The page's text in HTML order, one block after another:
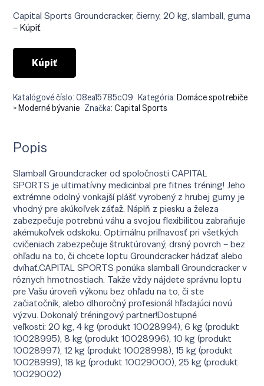
cena
bola: je:
Capital Sports Groundcracker, čierny, 20 kg, slamball, guma
–Kúpiť
Kúpiť
Katalógové číslo:08ea15785c09 Kategória:Domáce spotrebiče
> Moderné bývanie Značka:Capital Sports
Popis
Slamball Groundcracker od spoločnosti CAPITAL
SPORTS je ultimatívny medicinbal pre fitnes tréning! Jeho
extrémne odolný vonkajší plášť vyrobený z hrubej gumy je
vhodný pre akúkoľvek záťaž. Náplň z piesku a železa
zabezpečuje potrebnú váhu a svojou flexibilitou zabraňuje
akémukoľvek odskoku. Optimálnu priľnavosť pri všetkých
cvičeniach zabezpečuje štruktúrovaný, ​​drsný povrch – bez
ohľadu na to, či chcete loptu Groundcracker hádzať alebo
dvíhať.CAPITAL SPORTS ponúka slamball Groundcracker v
rôznych hmotnostiach. Takže vždy nájdete správnu loptu
pre Vašu úroveň výkonu bez ohľadu na to, či ste
začiatočník, alebo dlhoročný profesionál hľadajúci novú
výzvu. Dokonalý tréningový partner!Dostupné
veľkosti: 20 kg, 4 kg (produkt 10028994), 6 kg (produkt
10028995), 8 kg (produkt 10028996), 10 kg (produkt
10028997), 12 kg (produkt 10028998), 15 kg (produkt
10028999), 18 kg (produkt 10029000), 25 kg (produkt
10029002)